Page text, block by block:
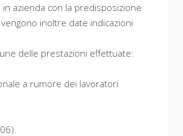
azienda con la predisposizione
inoltre date indicazioni
delle prestazioni effettuate:
a rumore dei lavoratori